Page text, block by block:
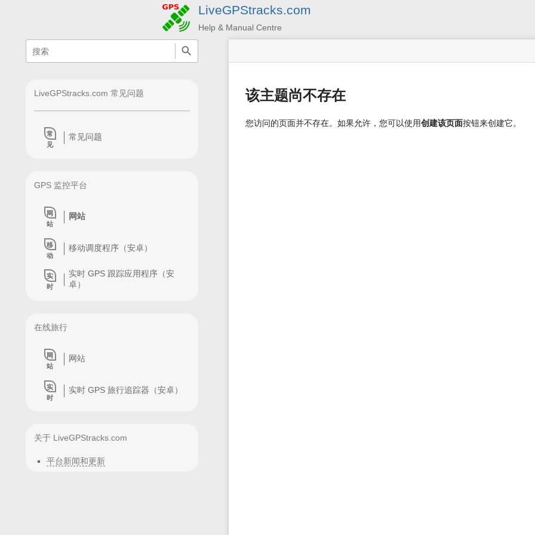
LiveGPStracks.com
Help & Manual Centre
quick
search
LiveGPStracks.com 常见问题
常
见
常见问题
GPS 监控平台
网
站
网站
移
动
移动调度程序（安卓）
实
时
实时 GPS 跟踪应用程序（安
卓）
在线旅行
网
站
网站
实
时
实时 GPS 旅行追踪器（安卓）
关于 LiveGPStracks.com
平台新闻和更新
该主题尚不存在
您访问的页面并不存在。如果允许，您可以使用创建该页面按钮来创建它。